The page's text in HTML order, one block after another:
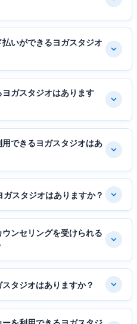
いができるヨガスタジオ
ガスタジオはあります
できるヨガスタジオはあ
スタジオはありますか？
ンセリングを受けられる
タジオはありますか？